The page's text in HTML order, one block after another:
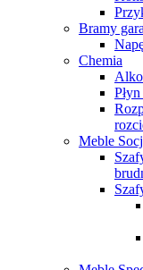
Bramy
Chemia
Meble